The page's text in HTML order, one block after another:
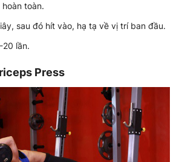
toàn.
sau đó hít vào, hạ tạ về vị trí ban đầu.
20 lần.
Press